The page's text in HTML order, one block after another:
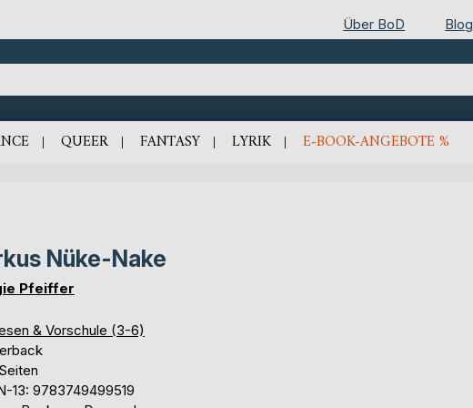
Über BoD Blog
QUEER FANTASY LYRIK E-BOOK-ANGEBOTE %
Nüke-Nake
Pfeiffer
& Vorschule (3-6)
13: 9783749499519